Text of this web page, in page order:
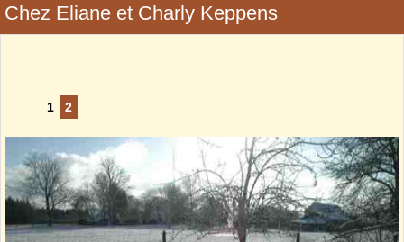
Chez Eliane et Charly Keppens
1 2